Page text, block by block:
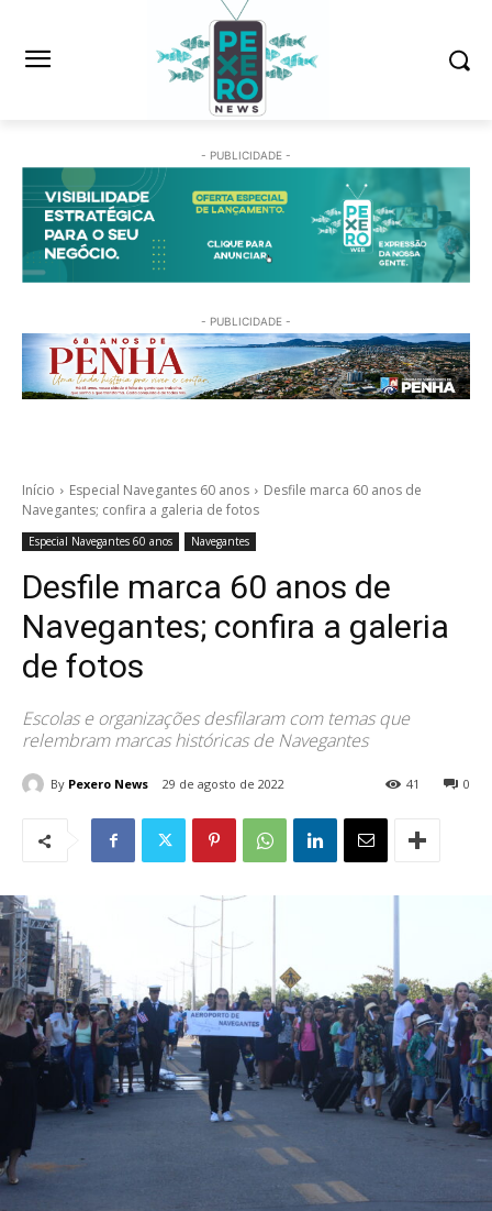
- PUBLICIDADE -
- PUBLICIDADE -
Início Especial Navegantes 60 anos
Desfile marca 60 anos de
Navegantes; confira a galeria de fotos
Especial Navegantes 60 anos Navegantes
Desfile marca 60 anos de
Navegantes; confira a galeria
de fotos
Escolas e organizações desfilaram com temas que
relembram marcas históricas de Navegantes
By Pexero News 29 de agosto de 2022 0
41